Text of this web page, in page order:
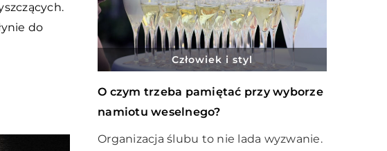
do
Człowiek i styl
O czym trzeba pamiętać przy wyborze
namiotu weselnego?
Organizacja ślubu to nie lada wyzwanie.